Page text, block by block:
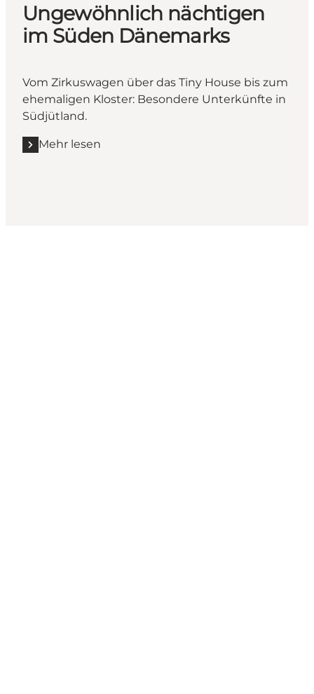
Ungewöhnlich nächtigen
im Süden Dänemarks
Vom Zirkuswagen über das Tiny House bis zum
ehemaligen Kloster: Besondere Unterkünfte in
Südjütland.
Mehr lesen